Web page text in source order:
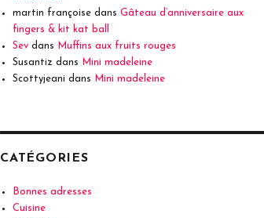
martin françoise dansGâteau d’anniversaire aux
fingers & kit kat ball
Sev dans
Muffins aux fruits rouges
Susantiz dans
Mini madeleine
Scottyjeani dans Mini madeleine
CATÉGORIES
Bonnes adresses
Cuisine